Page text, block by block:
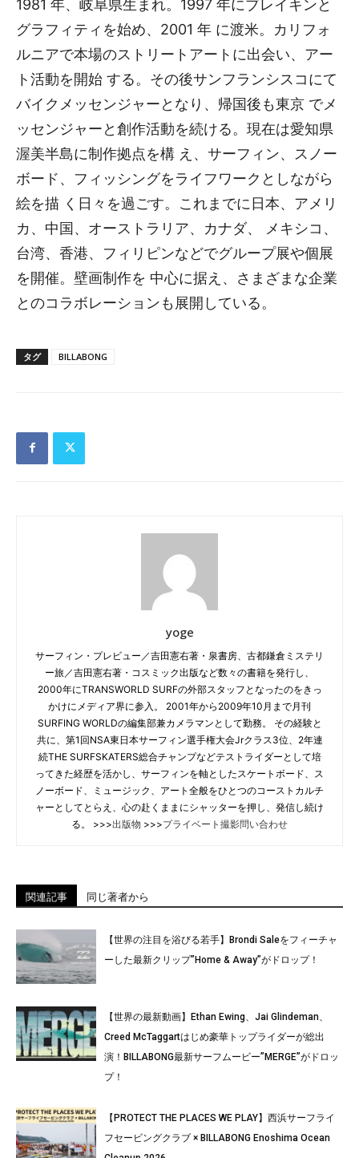
1981 年、岐阜県生まれ。1997 年にブレイキンと
グラフィティを始め、2001 年 に渡米。カリフォ
ルニアで本場のストリートアートに出会い、アー
ト活動を開始 する。その後サンフランシスコにて
バイクメッセンジャーとなり、帰国後も東京 でメ
ッセンジャーと創作活動を続ける。現在は愛知県
渥美半島に制作拠点を構 え、サーフィン、スノー
ボード、フィッシングをライフワークとしながら
絵を描 く日々を過ごす。これまでに日本、アメリ
カ、中国、オーストラリア、カナダ、 メキシコ、
台湾、香港、フィリピンなどでグループ展や個展
を開催。壁画制作を 中心に据え、さまざまな企業
とのコラボレーションも展開している。
タグ BILLABONG
yoge
サーフィン・プレビュー／吉田憲右著・泉書房、古都鎌倉ミステリ
ー旅／吉田憲右著・コスミック出版など数々の書籍を発行し、
2000年にTRANSWORLD SURFの外部スタッフとなったのをきっ
かけにメディア界に参入。 2001年から2009年10月まで月刊
SURFING WORLDの編集部兼カメラマンとして勤務。 その経験と
共に、第1回NSA東日本サーフィン選手権大会Jrクラス3位、2年連
続THE SURFSKATERS総合チャンプなどテストライダーとして培
ってきた経歴を活かし、サーフィンを軸としたスケートボード、ス
ノーボード、ミュージック、アート全般をひとつのコーストカルチ
ャーとしてとらえ、心の赴くままにシャッターを押し、発信し続け
る。 >>>出版物 >>>プライベート撮影問い合わせ
関連記事 同じ著者から
【世界の注目を浴びる若手】Brondi Saleをフィーチャ
ーした最新クリップ”Home & Away”がドロップ！
【世界の最新動画】Ethan Ewing、Jai Glindeman、
Creed McTaggartはじめ豪華トップライダーが総出
演！BILLABONG最新サーフムービー”MERGE”がドロッ
プ！
【PROTECT THE PLACES WE PLAY】西浜サーフライ
フセービングクラブ × BILLABONG Enoshima Ocean